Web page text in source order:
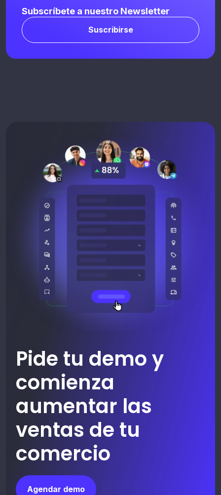
Subscríbete a nuestro Newsletter
Suscribirse
Pide tu demo y
comienza
aumentar las
ventas de tu
comercio
Agendar demo